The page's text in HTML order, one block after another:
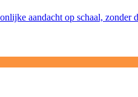
aandacht op schaal, zonder